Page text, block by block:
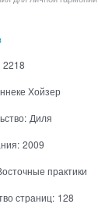
2218
Хойзер
Диля
2009
практики
страниц: 128